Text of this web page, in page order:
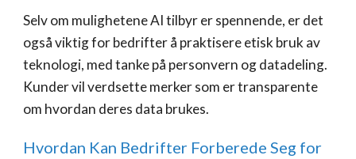
Selv om mulighetene AI tilbyr er spennende, er det
også viktig for bedrifter å praktisere etisk bruk av
teknologi, med tanke på personvern og datadeling.
Kunder vil verdsette merker som er transparente
om hvordan deres data brukes.
Hvordan Kan Bedrifter Forberede Seg for